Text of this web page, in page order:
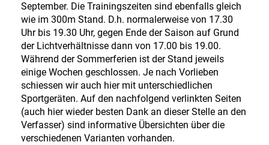
September. Die Trainingszeiten sind ebenfalls gleich
wie im 300m Stand. D.h. normalerweise von 17.30
Uhr bis 19.30 Uhr, gegen Ende der Saison auf Grund
der Lichtverhältnisse dann von 17.00 bis 19.00.
Während der Sommerferien ist der Stand jeweils
einige Wochen geschlossen. Je nach Vorlieben
schiessen wir auch hier mit unterschiedlichen
Sportgeräten. Auf den nachfolgend verlinkten Seiten
(auch hier wieder besten Dank an dieser Stelle an den
Verfasser) sind informative Übersichten über die
verschiedenen Varianten vorhanden.